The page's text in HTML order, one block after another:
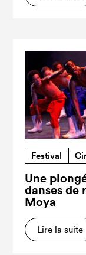
Festival
Une
danses de
Moya
Lire la suite